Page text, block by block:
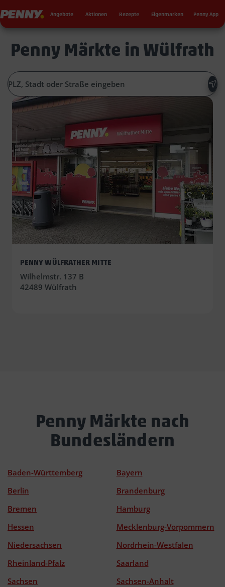
Penny Angebote Aktionen Rezepte Eigenmarken Penny App
Penny Märkte in Wülfrath
PENNY WÜLFRATHER MITTE
Wilhelmstr. 137 B
42489 Wülfrath
Penny Märkte nach
Bundesländern
Baden-Württemberg
Bayern
Berlin
Brandenburg
Bremen
Hamburg
Hessen
Mecklenburg-Vorpommern
Niedersachsen
Nordrhein-Westfalen
Rheinland-Pfalz
Saarland
Sachsen
Sachsen-Anhalt